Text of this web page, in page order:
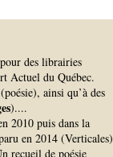
des librairies
Actuel du Québec.
ainsi qu’à des
)....
2010 puis dans la
en 2014 (Verticales)
recueil de poésie